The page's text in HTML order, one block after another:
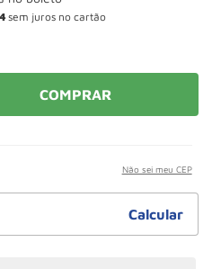
sem juros no cartão
COMPRAR
Não sei meu CEP